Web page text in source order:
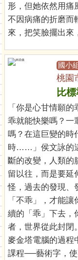
形，但她依然用痛
不因病痛的折磨而
來，把笑臉擺出來
國小
桃園
比
「你是心甘情願
乖就能快樂嗎？一
嗎？在這巨變的時
時……」侯文詠的
斷的改變，人類的
留以往，而是要延
怪，過去的發現、
「不乖」，才能
續的「乖」下去，
者，世界從此封閉
麥金塔電腦的過程
課程──藝術字，